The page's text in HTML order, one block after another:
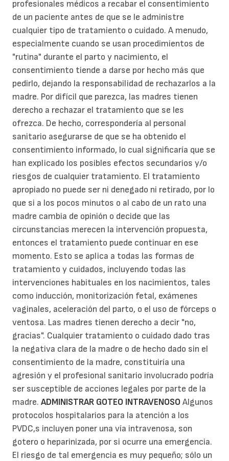
profesionales médicos a recabar el consentimiento
de un paciente antes de que se le administre
cualquier tipo de tratamiento o cuidado. A menudo,
especialmente cuando se usan procedimientos de
"rutina" durante el parto y nacimiento, el
consentimiento tiende a darse por hecho más que
pedirlo, dejando la responsabilidad de rechazarlos a la
madre. Por difícil que parezca, las madres tienen
derecho a rechazar el tratamiento que se les
ofrezca. De hecho, correspondería al personal
sanitario asegurarse de que se ha obtenido el
consentimiento informado, lo cual significaría que se
han explicado los posibles efectos secundarios y/o
riesgos de cualquier tratamiento. El tratamiento
apropiado no puede ser ni denegado ni retirado, por lo
que si a los pocos minutos o al cabo de un rato una
madre cambia de opinión o decide que las
circunstancias merecen la intervención propuesta,
entonces el tratamiento puede continuar en ese
momento. Esto se aplica a todas las formas de
tratamiento y cuidados, incluyendo todas las
intervenciones habituales en los nacimientos, tales
como inducción, monitorización fetal, exámenes
vaginales, aceleración del parto, o el uso de fórceps o
ventosa. Las madres tienen derecho a decir "no,
gracias". Cualquier tratamiento o cuidado dado tras
la negativa clara de la madre o de hecho dado sin el
consentimiento de la madre, constituiría una
agresión y el profesional sanitario involucrado podría
ser susceptible de acciones legales por parte de la
madre. ADMINISTRAR GOTEO INTRAVENOSO Algunos
protocolos hospitalarios para la atención a los
PVDC,s incluyen poner una vía intravenosa, son
gotero o heparinizada, por si ocurre una emergencia.
El riesgo de tal emergencia es muy pequeño; sólo un